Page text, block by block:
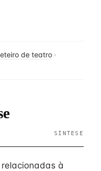
de teatro ·
SÍNTESE
à